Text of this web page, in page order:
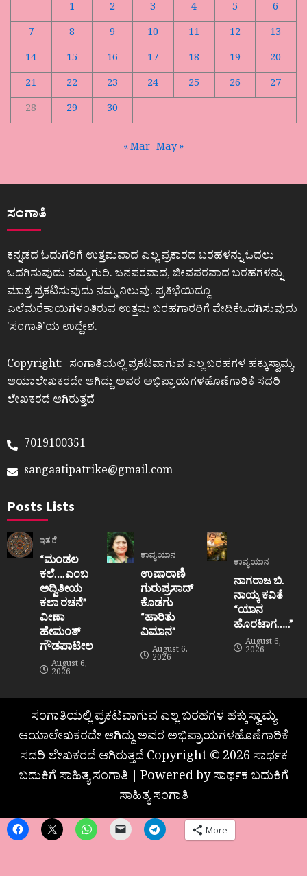
1
2 3 4 5
6
7
8 9 10 11 12
13
14
15 16 17 18 19
20
21
22 23 24 25 26
27
28
29 30
« Mar May »
ಸಂಗಾತಿ
ಕನ್ನಡದ ಓದುಗರಿಗೆ ಉತ್ತಮವಾದ ಎಲ್ಲ ಪ್ರಕಾರದ ಬರಹಳನ್ನು ಓದಲು
ಒದಗಿಸುವುದು ನಮ್ಮ ಗುರಿ. ಜನಪರವಾದ, ಜೀವಪರವಾದ ಬರಹಗಳನ್ನು
ಮಾತ್ರ ಪ್ರಕಟಿಸುವುದು ನಮ್ಮ ನಿಲುವು. ಪ್ರತಿಭೆಯಿದ್ದೂ
ಎಲೆಮರೆಕಾಯಿಗಳಂತಿರುವ ಉತ್ತಮ ಬರಹಗಾರರಿಗೆ ವೇದಿಕೆಒದಗಿಸುವುದು
ʼಸಂಗಾತಿʼಯ ಉದ್ದೇಶ.
Copyright:- ಸಂಗಾತಿಯಲ್ಲಿ ಪ್ರಕಟವಾಗುವ ಎಲ್ಲ ಬರಹಗಳ ಹಕ್ಕುಸ್ವಾಮ್ಯ
ಆಯಾಲೇಖಕರದೇ ಆಗಿದ್ದು ಅವರ ಅಭಿಪ್ರಾಯಗಳಹೊಣೆಗಾರಿಕೆ ಸದರಿ
ಲೇಖಕರದೆ ಆಗಿರುತ್ತದೆ
7019100351
sangaatipatrike@gmail.com
Posts Lists
ಇತರೆ
“ಮಂಡಲ
ಕಲೆ….ಎಂಬ
ಅದ್ವಿತೀಯ
ಕಲಾ ರಚನೆ”‌
ವೀಣಾ
ಹೇಮಂತ್‌
ಗೌಡಪಾಟೀಲ
August 6,
2026
ಕಾವ್ಯಯಾನ
ಉಷಾರಾಣಿ
ಗುರುಪ್ರಸಾದ್
ಕೊಡಗು
“ಹಾರಿತು
ವಿಮಾನ”
August 6,
2026
ಕಾವ್ಯಯಾನ
ನಾಗರಾಜ ಬಿ.
ನಾಯ್ಕ ಕವಿತೆ
“ಯಾನ
ಹೊರಟಾಗ…..”
August 6,
2026
ಸಂಗಾತಿಯಲ್ಲಿ ಪ್ರಕಟವಾಗುವ ಎಲ್ಲ ಬರಹಗಳ ಹಕ್ಕುಸ್ವಾಮ್ಯ
ಆಯಾಲೇಖಕರದೇ ಆಗಿದ್ದು ಅವರ ಅಭಿಪ್ರಾಯಗಳಹೊಣೆಗಾರಿಕೆ
ಸದರಿ ಲೇಖಕರದೆ ಆಗಿರುತ್ತದೆ Copyright © 2026 ಸಾರ್ಥಕ
ಬದುಕಿಗೆ ಸಾಹಿತ್ಯ ಸಂಗಾತಿ | Powered by ಸಾರ್ಥಕ ಬದುಕಿಗೆ
ಸಾಹಿತ್ಯ ಸಂಗಾತಿ
More